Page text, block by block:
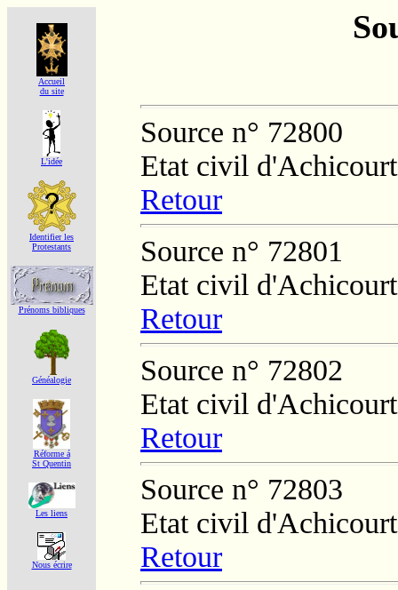
Accueil
du site
L'idée
Identifier les
Protestants
Prénoms bibliques
Généalogie
Réforme á
St Quentin
Les liens
Nous écrire
Source n° 72800
Etat civil d'Achicourt
Retour
Source n° 72801
Etat civil d'Achicourt
Retour
Source n° 72802
Etat civil d'Achicourt
Retour
Source n° 72803
Etat civil d'Achicourt
Retour